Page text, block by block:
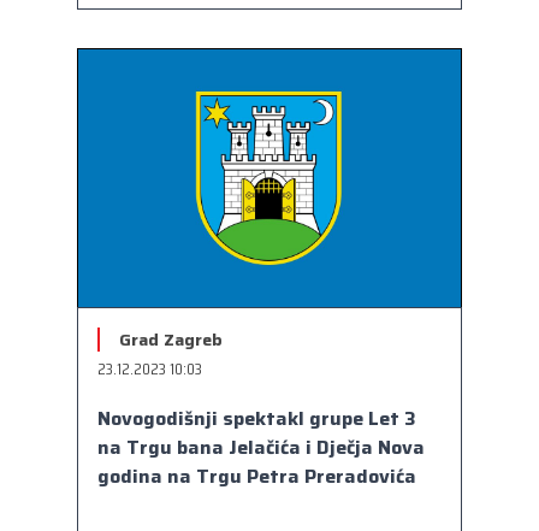
Grad Zagreb
23.12.2023 10:03
Novogodišnji spektakl grupe Let 3
na Trgu bana Jelačića i Dječja Nova
godina na Trgu Petra Preradovića